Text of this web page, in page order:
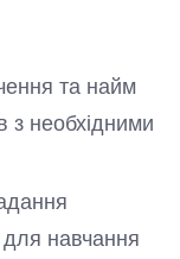
та найм
з необхідними
навчання